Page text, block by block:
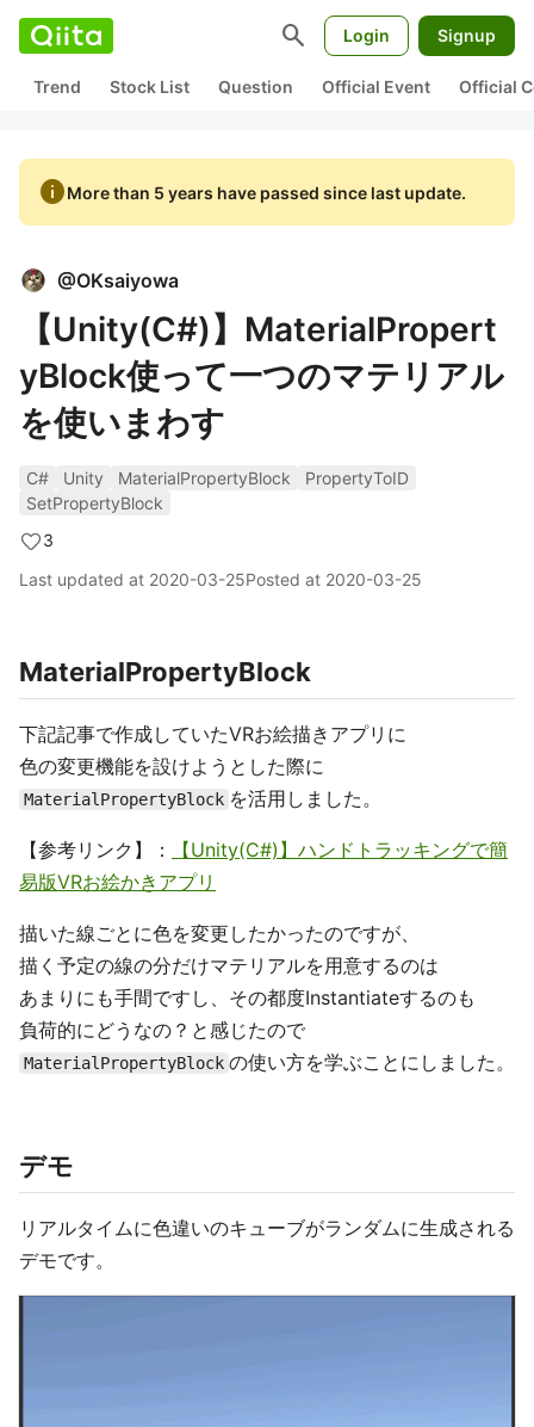
search Login Signup
Trend Stock List Question Official Event Official
infoMore than 5 years have passed since last update.
@OKsaiyowa
【Unity(C#)】MaterialPropert
yBlock使って一つのマテリアル
を使いまわす
C# Unity MaterialPropertyBlock
PropertyToID
SetPropertyBlock
3
Last updated at 2020-03-25Posted at 2020-03-25
MaterialPropertyBlock
下記記事で作成していたVRお絵描きアプリに
色の変更機能を設けようとした際に
MaterialPropertyBlock を活用しました。
【参考リンク】：
【Unity(C#)】ハンドトラッキングで簡
易版VRお絵かきアプリ
描いた線ごとに色を変更したかったのですが、
描く予定の線の分だけマテリアルを用意するのは
あまりにも手間ですし、その都度Instantiateするのも
負荷的にどうなの？と感じたので
MaterialPropertyBlock の使い方を学ぶことにしました。
デモ
リアルタイムに色違いのキューブがランダムに生成される
デモです。